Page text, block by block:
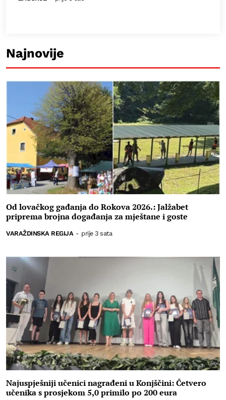
Najnovije
Od lovačkog gađanja do Rokova 2026.: Jalžabet
priprema brojna događanja za mještane i goste
VARAŽDINSKA REGIJA - prije 3 sata
Najuspješniji učenici nagrađeni u Konjščini: Četvero
učenika s prosjekom 5,0 primilo po 200 eura